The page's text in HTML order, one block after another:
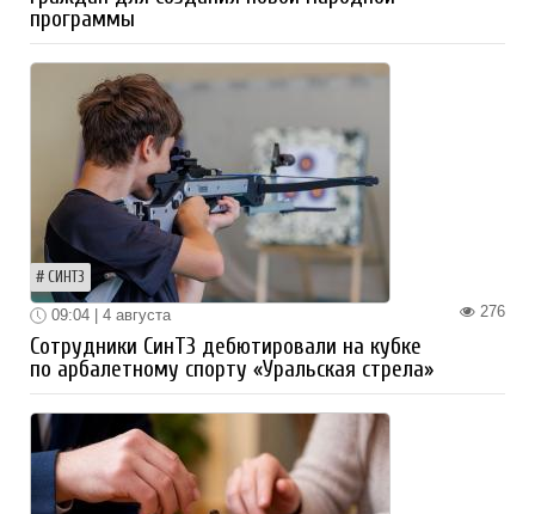
программы
СИНТЗ
276
09:04 | 4 августа
Сотрудники СинТЗ дебютировали на кубке
по арбалетному спорту «Уральская стрела»